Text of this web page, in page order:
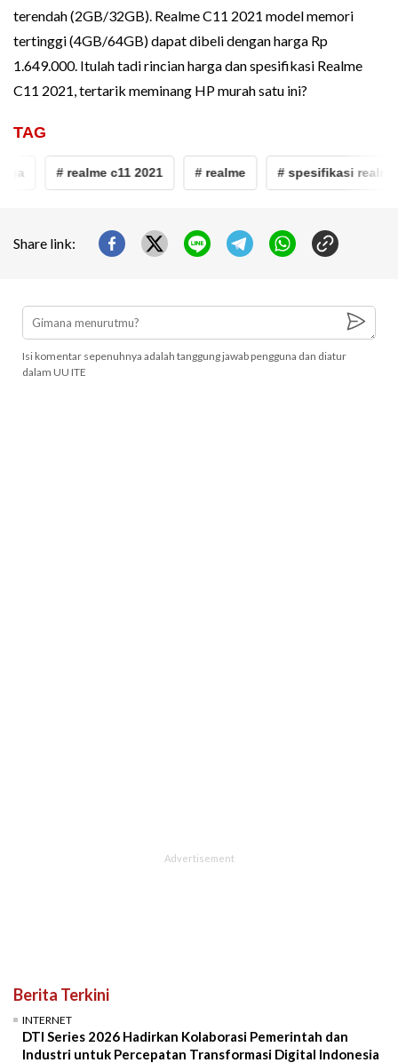
terendah (2GB/32GB). Realme C11 2021 model memori
tertinggi (4GB/64GB) dapat dibeli dengan harga Rp
1.649.000. Itulah tadi rincian harga dan spesifikasi Realme
C11 2021, tertarik meminang HP murah satu ini?
TAG
# realme c11 2021 # realme # spesifikasi realme
Share link:
Isi komentar sepenuhnya adalah tanggung jawab pengguna dan diatur
dalam UU ITE
Berita Terkini
INTERNET
DTI Series 2026 Hadirkan Kolaborasi Pemerintah dan
Industri untuk Percepatan Transformasi Digital Indonesia